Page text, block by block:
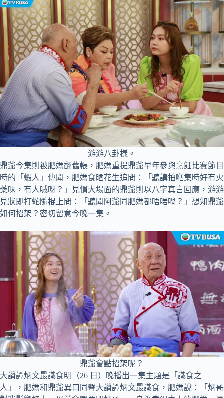
游游八卦樣。
鼎爺今集則被肥媽翻舊帳，肥媽重提鼎爺早年參與烹飪比賽節目
時的「蝦人」傳聞，肥媽食晒花生追問：「聽講拍嗰集時好有火
藥味，有人喊呀？」見慣大場面的鼎爺則以八字真言回應，游游
見狀即打蛇隨棍上問：「聽聞阿爺同肥媽都唔啱喎？」想知鼎爺
如何招架？密切留意今晚一集。
鼎爺會點招架呢？
大讚譚炳文最識食明（26 日）晚播出一集主題是「識食之
人」，肥媽和鼎爺異口同聲大讚譚炳文最識食，肥媽說：「炳哥